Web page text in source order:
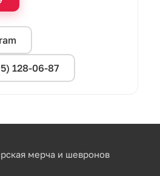
128-06-87
мерча и шевронов